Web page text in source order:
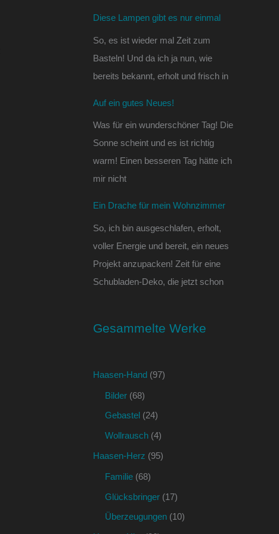
Diese Lampen gibt es nur einmal
So, es ist wieder mal Zeit zum
Basteln! Und da ich ja nun, wie
bereits bekannt, erholt und frisch in
Auf ein gutes Neues!
Was für ein wunderschöner Tag! Die
Sonne scheint und es ist richtig
warm! Einen besseren Tag hätte ich
mir nicht
Ein Drache für mein Wohnzimmer
So, ich bin ausgeschlafen, erholt,
voller Energie und bereit, ein neues
Projekt anzupacken! Zeit für eine
Schubladen-Deko, die jetzt schon
Gesammelte Werke
Haasen-Hand (97)
Bilder (68)
Gebastel (24)
Wollrausch (4)
Haasen-Herz (95)
Familie (68)
Glücksbringer (17)
Überzeugungen (10)